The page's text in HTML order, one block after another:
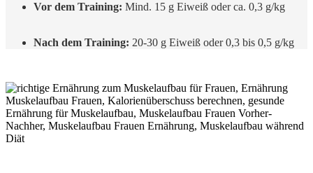
Vor dem Training: Mind. 15 g Eiweiß oder ca. 0,3 g/kg
Nach dem Training: 20-30 g Eiweiß oder 0,3 bis 0,5 g/kg